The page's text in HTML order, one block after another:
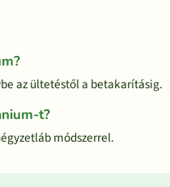
az ültetéstől a betakarításig.
t?
módszerrel.